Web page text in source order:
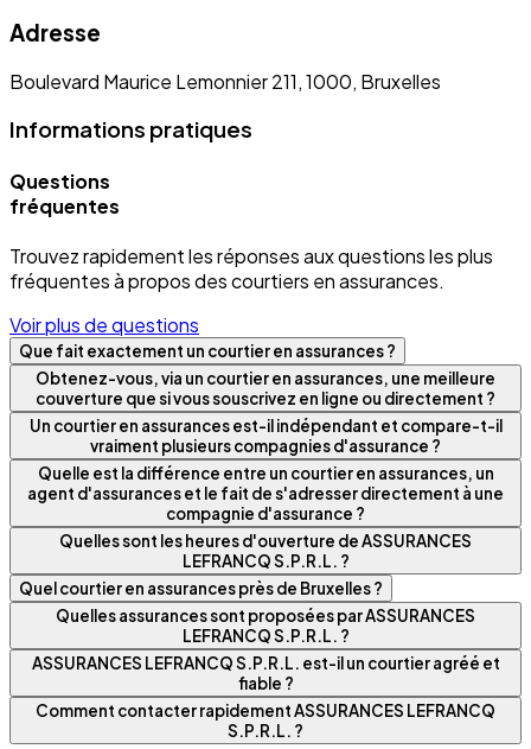
Adresse
Boulevard Maurice Lemonnier 211, 1000, Bruxelles
Informations pratiques
Questions
fréquentes
Trouvez rapidement les réponses aux questions les plus
fréquentes à propos des courtiers en assurances.
Voir plus de questions
Que fait exactement un courtier en assurances ?
Obtenez-vous, via un courtier en assurances, une meilleure
couverture que si vous souscrivez en ligne ou directement ?
Un courtier en assurances est-il indépendant et compare-t-il
vraiment plusieurs compagnies d'assurance ?
Quelle est la différence entre un courtier en assurances, un
agent d'assurances et le fait de s'adresser directement à une
compagnie d'assurance ?
Quelles sont les heures d'ouverture de ASSURANCES
LEFRANCQ S.P.R.L. ?
Quel courtier en assurances près de Bruxelles ?
Quelles assurances sont proposées par ASSURANCES
LEFRANCQ S.P.R.L. ?
ASSURANCES LEFRANCQ S.P.R.L. est-il un courtier agréé et
fiable ?
Comment contacter rapidement ASSURANCES LEFRANCQ
S.P.R.L. ?